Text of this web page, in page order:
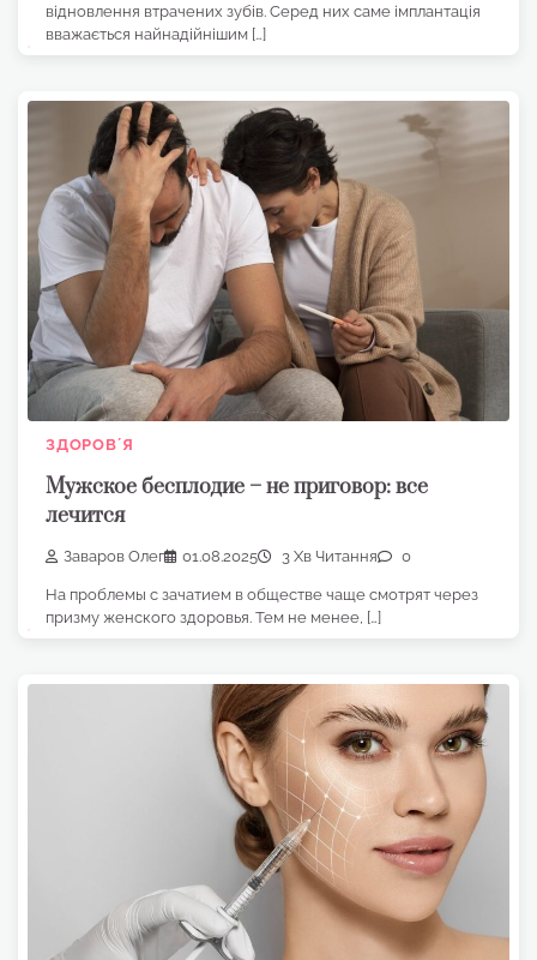
відновлення втрачених зубів. Серед них саме імплантація
вважається найнадійнішим […]
ЗДОРОВʼЯ
Мужское бесплодие – не приговор: все
лечится
Заваров Олег 01.08.2025 3 Хв Читання 0
На проблемы с зачатием в обществе чаще смотрят через
призму женского здоровья. Тем не менее, […]